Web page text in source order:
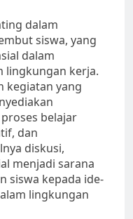
dalam
siswa, yang
dalam
lingkungan kerja.
kegiatan yang
belajar
dan
diskusi,
menjadi sarana
siswa kepada ide-
lingkungan